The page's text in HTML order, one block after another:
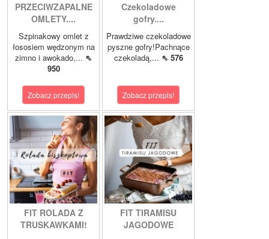
PRZECIWZAPALNE
OMLETY....
Szpinakowy omlet z
łososiem wędzonym na
zimno i awokado,... ⇖
950
Zobacz przepis!
Czekoladowe
gofry....
Prawdziwe czekoladowe
pyszne gofry!Pachnące
czekoladą,... ⇖ 576
Zobacz przepis!
FIT ROLADA Z
TRUSKAWKAMI!
FIT TIRAMISU
JAGODOWE